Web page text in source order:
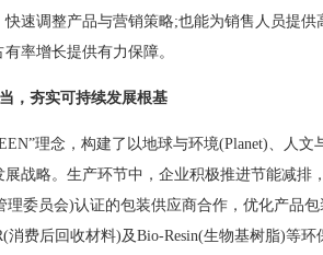
速调整产品与营销策略;也能为销售人员提
率增长提供有力保障。
，夯实可持续发展根基
理念，构建了以地球与环境(Planet)、人文
展战略。生产环节中，企业积极推进节能减排
理委员会)认证的包装供应商合作，优化产品
消费后回收材料)及Bio-Resin(生物基树脂)等环